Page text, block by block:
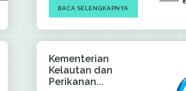
BACA SELENGKAPNYA
Kementerian
Kelautan dan
Perikanan...